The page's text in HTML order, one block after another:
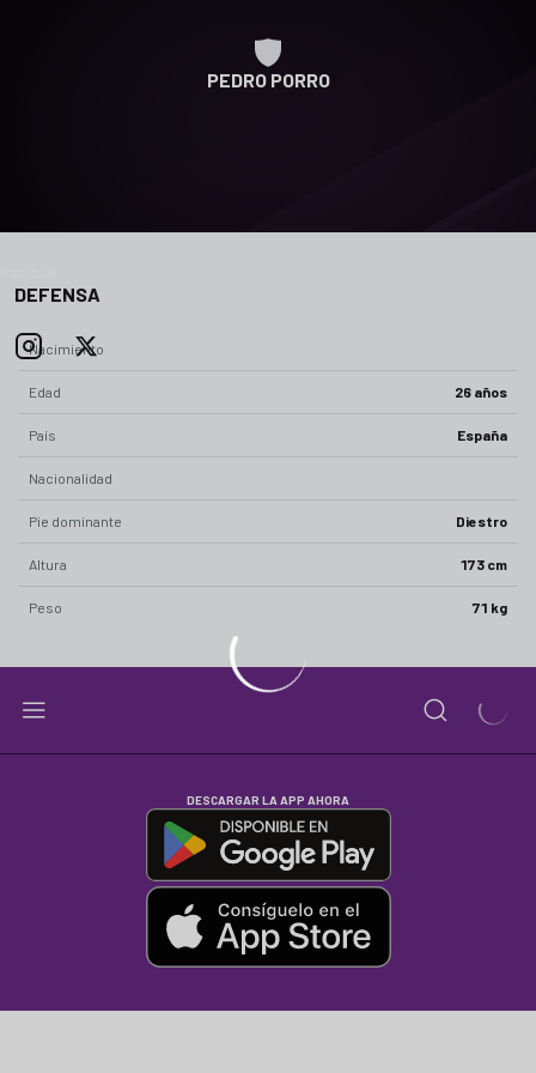
PEDRO PORRO
DEFENSA
Nacimiento
Edad 26 años
País España
Nacionalidad
Pie dominante Diestro
Altura 173 cm
Peso 71 kg
DESCARGAR LA APP AHORA